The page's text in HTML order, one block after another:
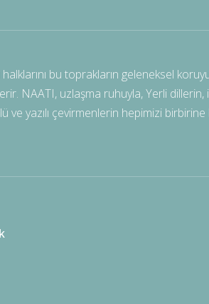
bu toprakların geleneksel
NAATI, uzlaşma ruhuyla, Yerli
ve yazılı çevirmenlerin hepimizi